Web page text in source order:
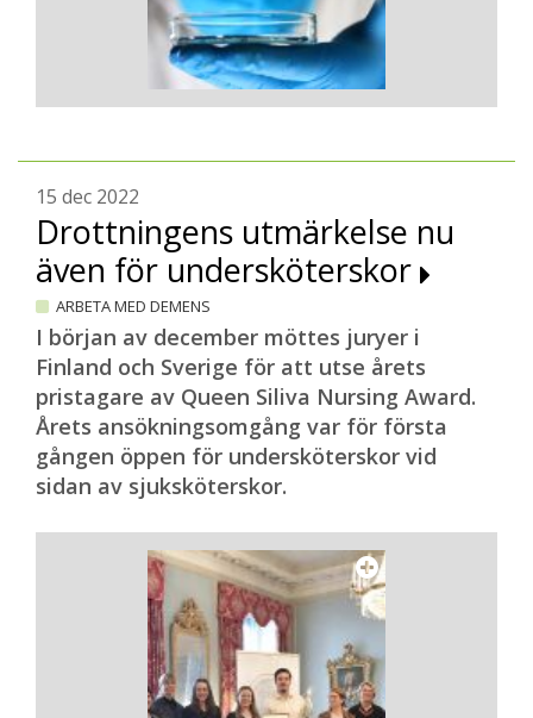
15 dec 2022
Drottningens utmärkelse nu
även för undersköterskor
ARBETA MED DEMENS
I början av december möttes juryer i
Finland och Sverige för att utse årets
pristagare av Queen Siliva Nursing Award.
Årets ansökningsomgång var för första
gången öppen för undersköterskor vid
sidan av sjuksköterskor.